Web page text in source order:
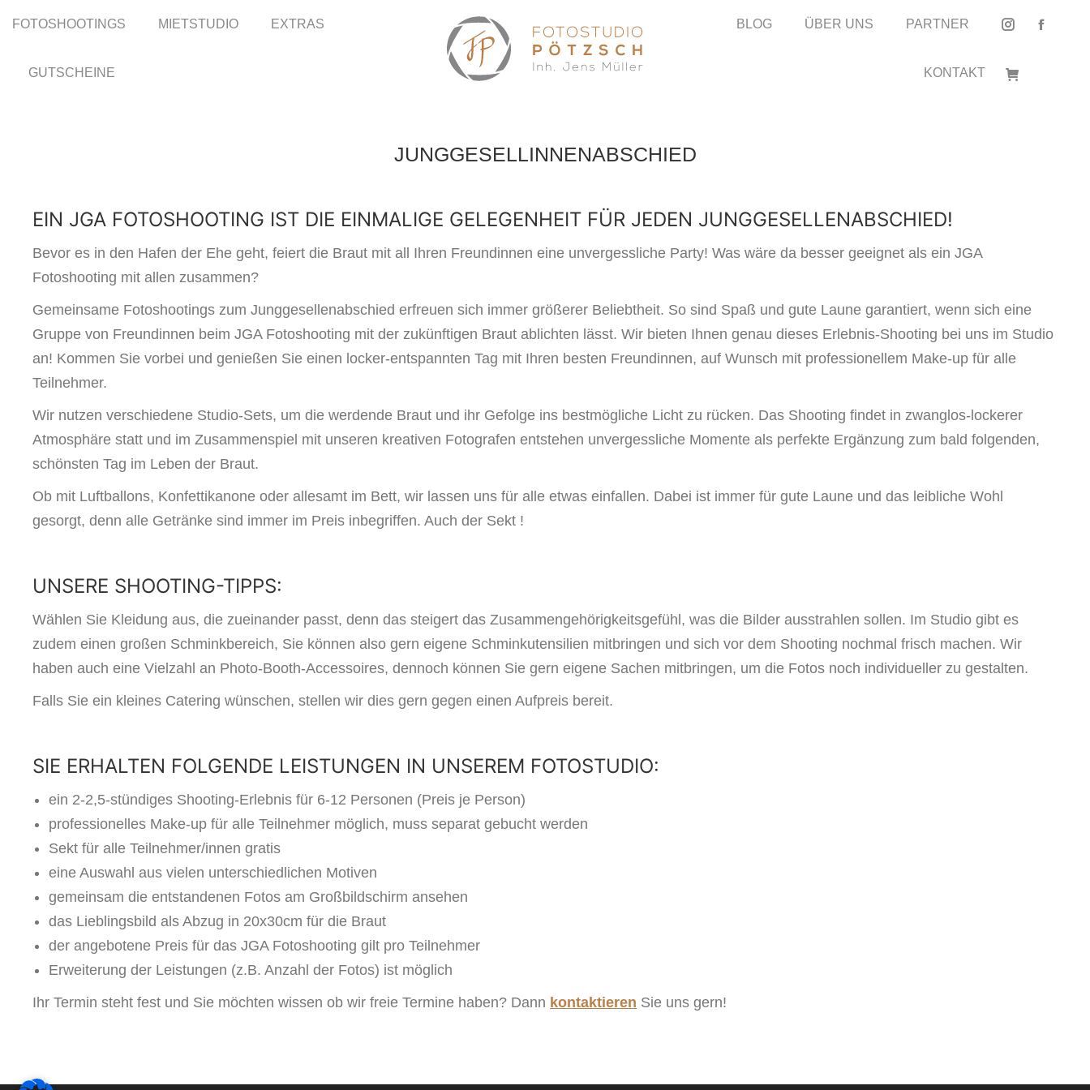
FOTOSHOOTINGS MIETSTUDIO EXTRAS
GUTSCHEINE
BLOG ÜBER UNS PARTNER
KONTAKT
Instagram
opens
JUNGGESELLINNENABSCHIED
EIN JGA FOTOSHOOTING IST DIE EINMALIGE GELEGENHEIT FÜR JEDEN JUNGGESELLENABSCHIED!
Bevor es in den Hafen der Ehe geht, feiert die Braut mit all Ihren Freundinnen eine unvergessliche Party! Was wäre da besser geeignet als ein JGA
Fotoshooting mit allen zusammen?
Gemeinsame Fotoshootings zum Junggesellenabschied erfreuen sich immer größerer Beliebtheit. So sind Spaß und gute Laune garantiert, wenn sich eine
Gruppe von Freundinnen beim JGA Fotoshooting mit der zukünftigen Braut ablichten lässt. Wir bieten Ihnen genau dieses Erlebnis-Shooting bei uns im Studio
an! Kommen Sie vorbei und genießen Sie einen locker-entspannten Tag mit Ihren besten Freundinnen, auf Wunsch mit professionellem Make-up für alle
Teilnehmer.
Wir nutzen verschiedene Studio-Sets, um die werdende Braut und ihr Gefolge ins bestmögliche Licht zu rücken. Das Shooting findet in zwanglos-lockerer
Atmosphäre statt und im Zusammenspiel mit unseren kreativen Fotografen entstehen unvergessliche Momente als perfekte Ergänzung zum bald folgenden,
schönsten Tag im Leben der Braut.
Ob mit Luftballons, Konfettikanone oder allesamt im Bett, wir lassen uns für alle etwas einfallen. Dabei ist immer für gute Laune und das leibliche Wohl
gesorgt, denn alle Getränke sind immer im Preis inbegriffen. Auch der Sekt !
UNSERE SHOOTING-TIPPS:
Wählen Sie Kleidung aus, die zueinander passt, denn das steigert das Zusammengehörigkeitsgefühl, was die Bilder ausstrahlen sollen. Im Studio gibt es
zudem einen großen Schminkbereich, Sie können also gern eigene Schminkutensilien mitbringen und sich vor dem Shooting nochmal frisch machen. Wir
haben auch eine Vielzahl an Photo-Booth-Accessoires, dennoch können Sie gern eigene Sachen mitbringen, um die Fotos noch individueller zu gestalten.
Falls Sie ein kleines Catering wünschen, stellen wir dies gern gegen einen Aufpreis bereit.
SIE ERHALTEN FOLGENDE LEISTUNGEN IN UNSEREM FOTOSTUDIO:
ein 2-2,5-stündiges Shooting-Erlebnis für 6-12 Personen (Preis je Person)
professionelles Make-up für alle Teilnehmer möglich, muss separat gebucht werden
Sekt für alle Teilnehmer/innen gratis
eine Auswahl aus vielen unterschiedlichen Motiven
gemeinsam die entstandenen Fotos am Großbildschirm ansehen
das Lieblingsbild als Abzug in 20x30cm für die Braut
der angebotene Preis für das JGA Fotoshooting gilt pro Teilnehmer
Erweiterung der Leistungen (z.B. Anzahl der Fotos) ist möglich
Ihr Termin steht fest und Sie möchten wissen ob wir freie Termine haben? Dann kontaktieren Sie uns gern!
FOTOSHOOTINGS MIETSTUDIO EXTRAS
GUTSCHEINE
BLOG ÜBER UNS PARTNER
KONTAKT
Instagram
opens